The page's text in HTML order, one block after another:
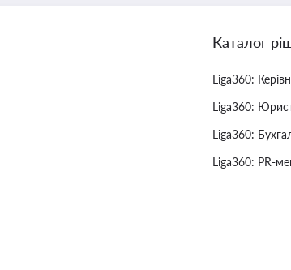
Каталог
Liga360:
Liga360:
Liga360:
Liga360: PR-